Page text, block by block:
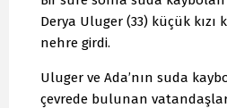
Derya Uluger (33) küçük kızı
nehre girdi.
Uluger ve Ada’nın suda
çevrede bulunan vatandaşlar